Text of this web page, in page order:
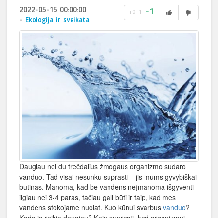
+0 -1 -1
2022-05-15 00:00:00
- Ekologija ir sveikata
Daugiau nei du trečdalius žmogaus organizmo sudaro
vanduo. Tad visai nesunku suprasti – jis mums gyvybiškai
būtinas. Manoma, kad be vandens neįmanoma išgyventi
ilgiau nei 3-4 paras, tačiau gali būti ir taip, kad mes
vandens stokojame nuolat. Kuo kūnui svarbus vanduo?